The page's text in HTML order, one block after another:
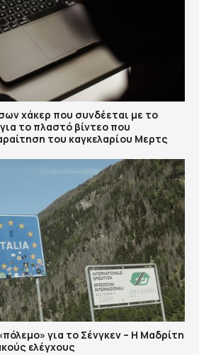
χάκερ που συνδέεται με το
το πλαστό βίντεο που
του καγκελαρίου Μερτς
για το Σένγκεν – Η Μαδρίτη
ελέγχους